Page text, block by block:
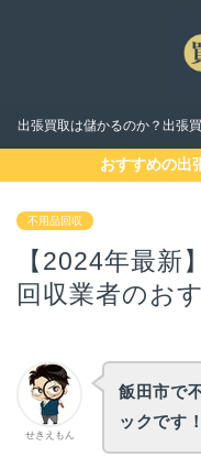
出張買取は儲かるのか？出張
おすすめの出
不用品回収
【2024年最新
回収業者のお
せきえもん
飯田市で
ックです！